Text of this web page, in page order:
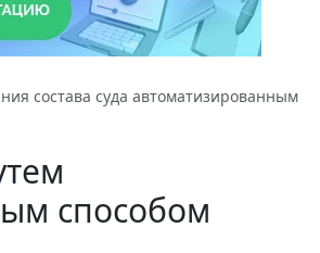
состава суда автоматизированным
способом